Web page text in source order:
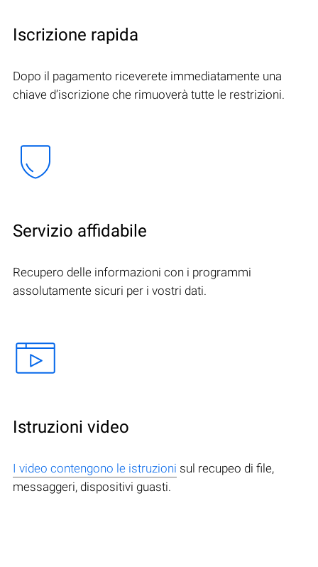
Iscrizione rapida
Dopo il pagamento riceverete immediatamente una
chiave d’iscrizione che rimuoverà tutte le restrizioni.
Servizio affidabile
Recupero delle informazioni con i programmi
assolutamente sicuri per i vostri dati.
Istruzioni video
I video contengono le istruzioni sul recupeo di file,
messaggeri, dispositivi guasti.